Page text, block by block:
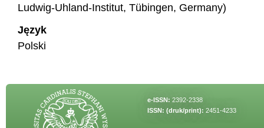
Ludwig-Uhland-Institut, Tübingen, Germany)
Język
Polski
e-ISSN: 2392-2338
ISSN: (druk/print): 2451-4233